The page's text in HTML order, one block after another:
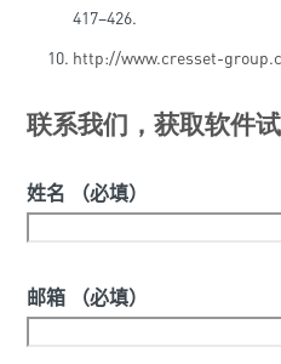
417–426.
http://www.cresset-
联系我们，获取软件
姓名 （必填）
邮箱 （必填）